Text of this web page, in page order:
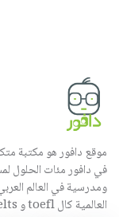
موقع دافور هو مكتبة
في دافور مئات الحلول
ومدرسية في العالم
العالمية كال toefl و Ielts و SAT وغيرها الكثير.